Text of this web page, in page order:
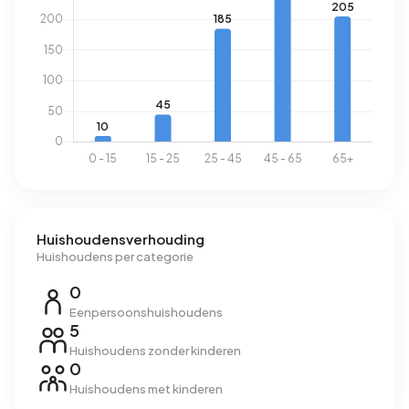
Huishoudensverhouding
Huishoudens per categorie
0
Eenpersoonshuishoudens
5
Huishoudens zonder kinderen
0
Huishoudens met kinderen